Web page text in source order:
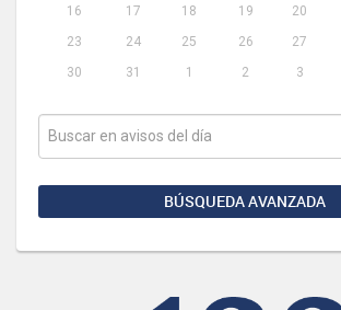
16
17 18 19 20
23
24 25 26 27
30
31 1 2 3
BÚSQUEDA AVANZADA